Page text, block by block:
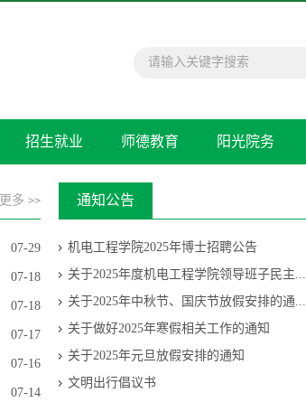
招生就业 师德教育 阳光院务
更多 >>
07-29
07-18
07-18
07-17
07-16
07-14
通知公告
机电工程学院2025年博士招聘公告
关于2025年度机电工程学院领导班子民主...
关于2025年中秋节、国庆节放假安排的通...
关于做好2025年寒假相关工作的通知
关于2025年元旦放假安排的通知
文明出行倡议书